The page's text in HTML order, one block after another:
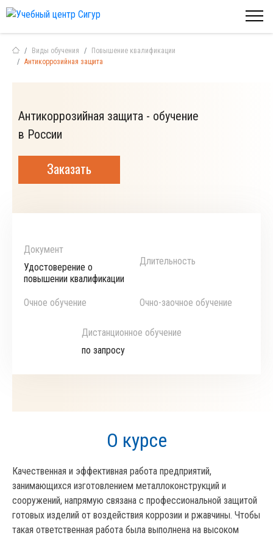
Виды обучения
Повышение квалификации
Антикоррозийная защита
Антикоррозийная защита - обучение
в России
Заказать
Документ
Удостоверение о
повышении квалификации
Длительность
Очное обучение Очно-заочное обучение
Дистанционное обучение
по запросу
О курсе
Качественная и эффективная работа предприятий,
занимающихся изготовлением металлоконструкций и
сооружений, напрямую связана с профессиональной защитой
готовых изделий от воздействия коррозии и ржавчины. Чтобы
такая ответственная работа была выполнена на высоком